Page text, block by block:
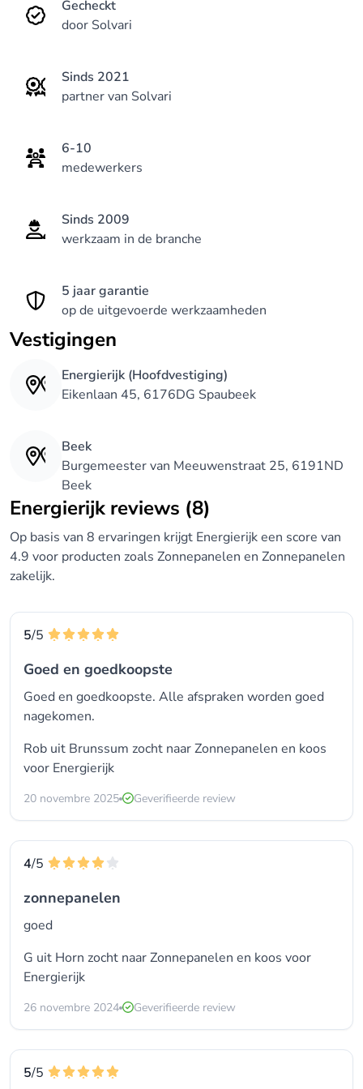
Gecheckt
door Solvari
Sinds 2021
partner van Solvari
6-10
medewerkers
Sinds 2009
werkzaam in de branche
5 jaar garantie
op de uitgevoerde werkzaamheden
Vestigingen
Energierijk (Hoofdvestiging)
Eikenlaan 45, 6176DG Spaubeek
Beek
Burgemeester van Meeuwenstraat 25, 6191ND
Beek
Energierijk reviews (8)
Op basis van 8 ervaringen krijgt Energierijk een score van
4.9 voor producten zoals Zonnepanelen en Zonnepanelen
zakelijk.
5/5
Goed en goedkoopste
Goed en goedkoopste. Alle afspraken worden goed
nagekomen.
Rob uit Brunssum zocht naar Zonnepanelen en koos
voor Energierijk
20 novembre 2025 Geverifieerde review
4/5
zonnepanelen
goed
G uit Horn zocht naar Zonnepanelen en koos voor
Energierijk
26 novembre 2024 Geverifieerde review
5/5